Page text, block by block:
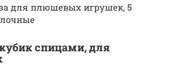
для плюшевых игру­шек, 5
спицами, для